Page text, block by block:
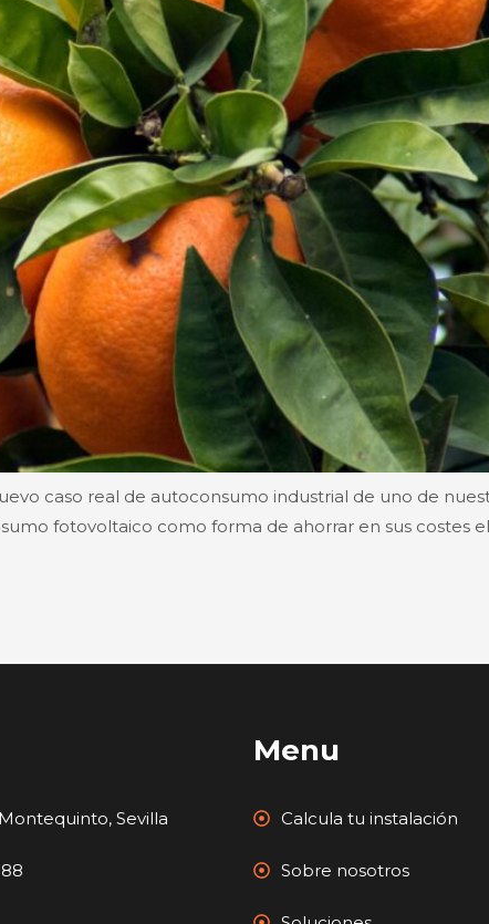
caso real de autoconsumo industrial de uno de
fotovoltaico como forma de ahorrar en sus costes
Sevilla
Menu
Calcula tu instalación
Sobre nosotros